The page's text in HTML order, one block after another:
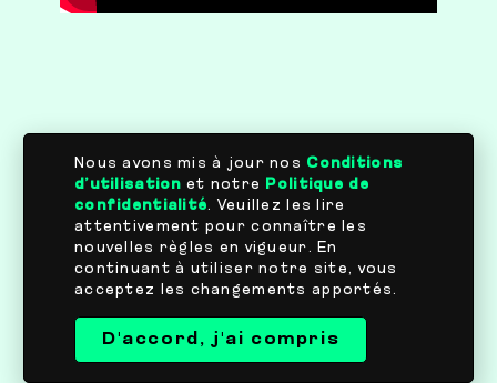
Nous avons mis à jour nos Conditions
d’utilisation et notre
Politique de
confidentialité. Veuillez les lire
attentivement pour connaître les
nouvelles règles en vigueur. En
continuant à utiliser notre site, vous
acceptez les changements apportés.
D'accord, j'ai compris